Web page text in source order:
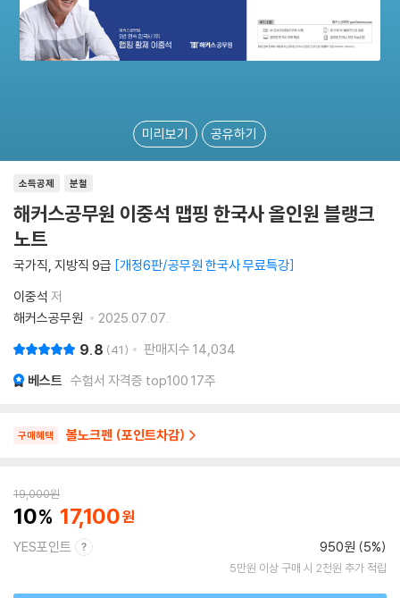
미리보기 공유하기
소득공제 분철
해커스공무원 이중석 맵핑 한국사 올인원 블랭크
노트
국가직, 지방직 9급 개정6판/공무원 한국사 무료특강
이중석 저
해커스공무원
2025.07.07.
9.8 41 판매지수 14,034
베스트 수험서 자격증 top100 17주
구매혜택 볼노크펜 (포인트차감)
19,000원
10 17,100
YES포인트 950원 (5%)
5만원 이상 구매 시 2천원 추가 적립